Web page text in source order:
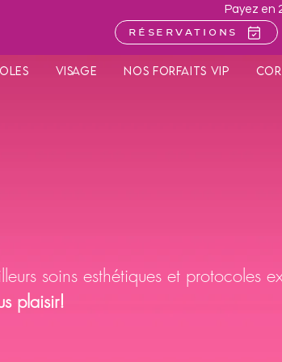
Payez en
Réservations
Visage Nos forfaits VIP
soins esthétiques et protocoles
plaisir!